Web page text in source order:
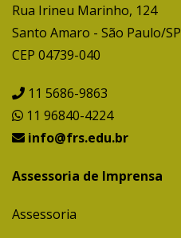
Rua Irineu Marinho, 124
Santo Amaro - São Paulo/SP
CEP 04739-040
11 5686-9863
11 96840-4224
info@frs.edu.br
Assessoria de Imprensa
Assessoria